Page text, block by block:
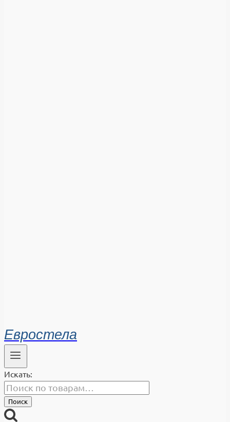
Евростела
Искать:
Поиск